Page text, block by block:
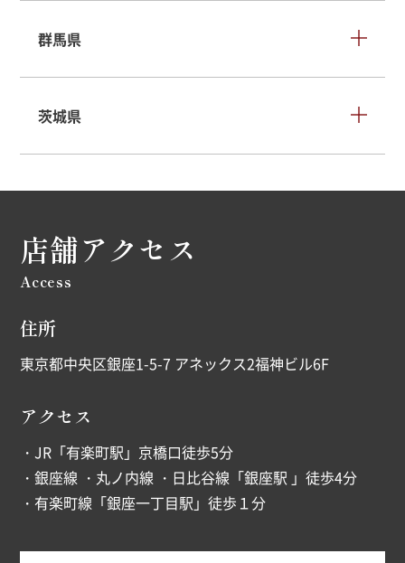
群馬県
茨城県
店舗アクセス
Access
住所
東京都中央区銀座1-5-7 アネックス2福神ビル6F
アクセス
・JR「有楽町駅」京橋口徒歩5分
・銀座線 ・丸ノ内線 ・日比谷線「銀座駅 」徒歩4分
・有楽町線「銀座一丁目駅」徒歩１分